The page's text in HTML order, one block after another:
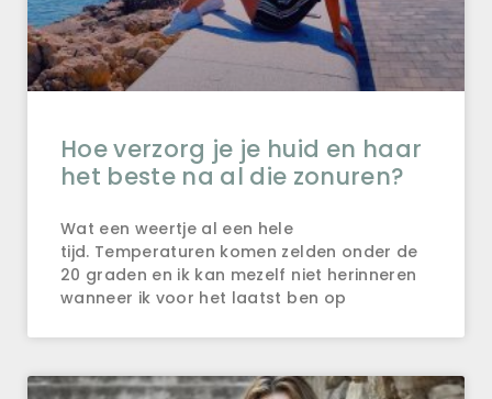
Hoe verzorg je je huid en haar
het beste na al die zonuren?
Wat een weertje al een hele
tijd. Temperaturen komen zelden onder de
20 graden en ik kan mezelf niet herinneren
wanneer ik voor het laatst ben op